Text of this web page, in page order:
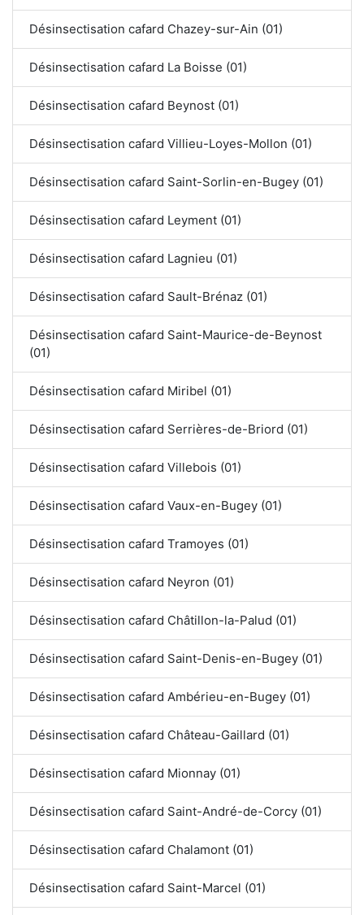
Désinsectisation cafard Chazey-sur-Ain (01)
Désinsectisation cafard La Boisse (01)
Désinsectisation cafard Beynost (01)
Désinsectisation cafard Villieu-Loyes-Mollon (01)
Désinsectisation cafard Saint-Sorlin-en-Bugey (01)
Désinsectisation cafard Leyment (01)
Désinsectisation cafard Lagnieu (01)
Désinsectisation cafard Sault-Brénaz (01)
Désinsectisation cafard Saint-Maurice-de-Beynost
(01)
Désinsectisation cafard Miribel (01)
Désinsectisation cafard Serrières-de-Briord (01)
Désinsectisation cafard Villebois (01)
Désinsectisation cafard Vaux-en-Bugey (01)
Désinsectisation cafard Tramoyes (01)
Désinsectisation cafard Neyron (01)
Désinsectisation cafard Châtillon-la-Palud (01)
Désinsectisation cafard Saint-Denis-en-Bugey (01)
Désinsectisation cafard Ambérieu-en-Bugey (01)
Désinsectisation cafard Château-Gaillard (01)
Désinsectisation cafard Mionnay (01)
Désinsectisation cafard Saint-André-de-Corcy (01)
Désinsectisation cafard Chalamont (01)
Désinsectisation cafard Saint-Marcel (01)